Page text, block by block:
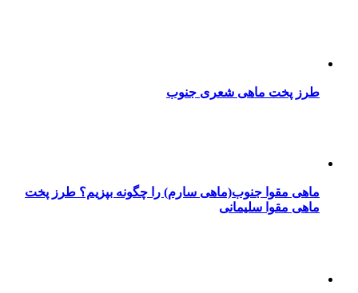
طرز پخت ماهی شعری جنوب
ماهی مقوا جنوب(ماهی سارم) را چگونه بپزیم؟ طرز پخت
ماهی مقوا سلیمانی